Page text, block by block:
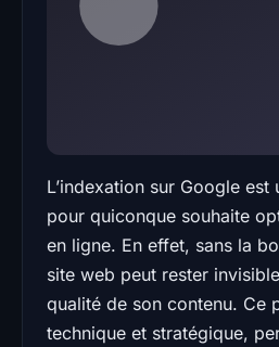
L’indexation sur Google est
pour quiconque souhaite
en ligne. En effet, sans la
site web peut rester
qualité de son contenu. Ce
technique et stratégique,